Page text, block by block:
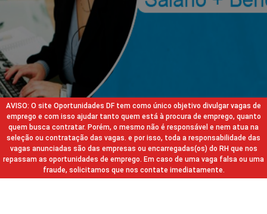
AVISO: O site Oportunidades DF tem como único objetivo divulgar vagas de
emprego e com isso ajudar tanto quem está à procura de emprego, quanto
quem busca contratar. Porém, o mesmo não é responsável e nem atua na
seleção ou contratação das vagas. e por isso, toda a responsabilidade das
vagas anunciadas são das empresas ou encarregadas(os) do RH que nos
repassam as oportunidades de emprego. Em caso de uma vaga falsa ou uma
fraude, solicitamos que nos contate imediatamente.